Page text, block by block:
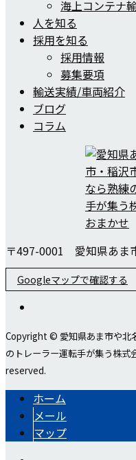
海上コンテナ
人を知る
採用を知る
採用情報
募集要項
輸送実績/車両紹介
ブログ
コラム
〒497-0001 愛知県あま
Googleマップで確認する
Copyright © 愛知県あま市や北
のトレーラー運転手が集う株
reserved.
ホーム
メール
マップ